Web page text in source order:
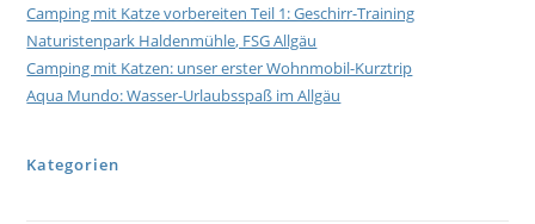
Camping mit Katze vorbereiten Teil 1: Geschirr-Training
Naturistenpark Haldenmühle, FSG Allgäu
Camping mit Katzen: unser erster Wohnmobil-Kurztrip
Aqua Mundo: Wasser-Urlaubsspaß im Allgäu
Kategorien